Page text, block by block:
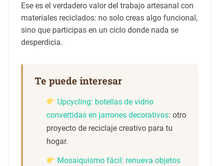
Ese es el verdadero valor del trabajo artesanal con
materiales reciclados: no solo creas algo funcional,
sino que participas en un ciclo donde nada se
desperdicia.
Te puede interesar
Upcycling: botellas de vidrio
convertidas en jarrones decorativos: otro
proyecto de reciclaje creativo para tu
hogar.
Mosaiquismo fácil: renueva objetos